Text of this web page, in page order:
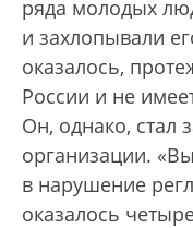
ряда молодых
и захлопывали
оказалось,
России и не
Он, однако, стал
организации.
в нарушение
оказалось